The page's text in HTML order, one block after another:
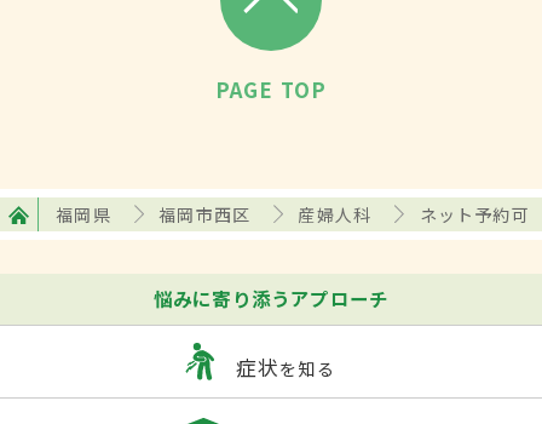
PAGE TOP
福岡県 福岡市西区 産婦人科 ネット予約可
悩みに寄り添うアプローチ
症状を知る